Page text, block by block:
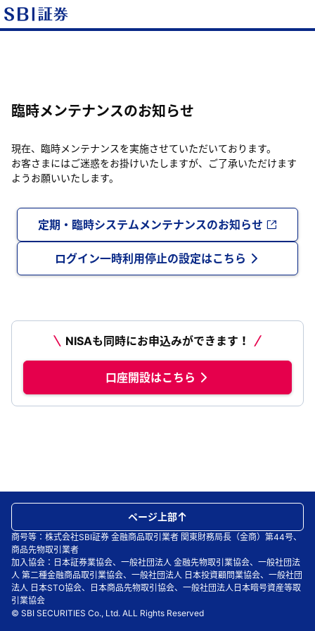
臨時メンテナンスのお知らせ
現在、臨時メンテナンスを実施させていただいております。
お客さまにはご迷惑をお掛けいたしますが、ご了承いただけます
ようお願いいたします。
定期・臨時システムメンテナンスのお知らせ
ログイン一時利用停止の設定はこちら
NISAも同時にお申込みができます！
口座開設はこちら
商号等：株式会社SBI証券 金融商品取引業者 関東財務局長（金商）第44号、
商品先物取引業者
加入協会：日本証券業協会、一般社団法人 金融先物取引業協会、一般社団法
人 第二種金融商品取引業協会、一般社団法人 日本投資顧問業協会、一般社団
法人 日本STO協会、日本商品先物取引協会、一般社団法人日本暗号資産等取
引業協会
© SBI SECURITIES Co., Ltd. ALL Rights Reserved
ページ上部